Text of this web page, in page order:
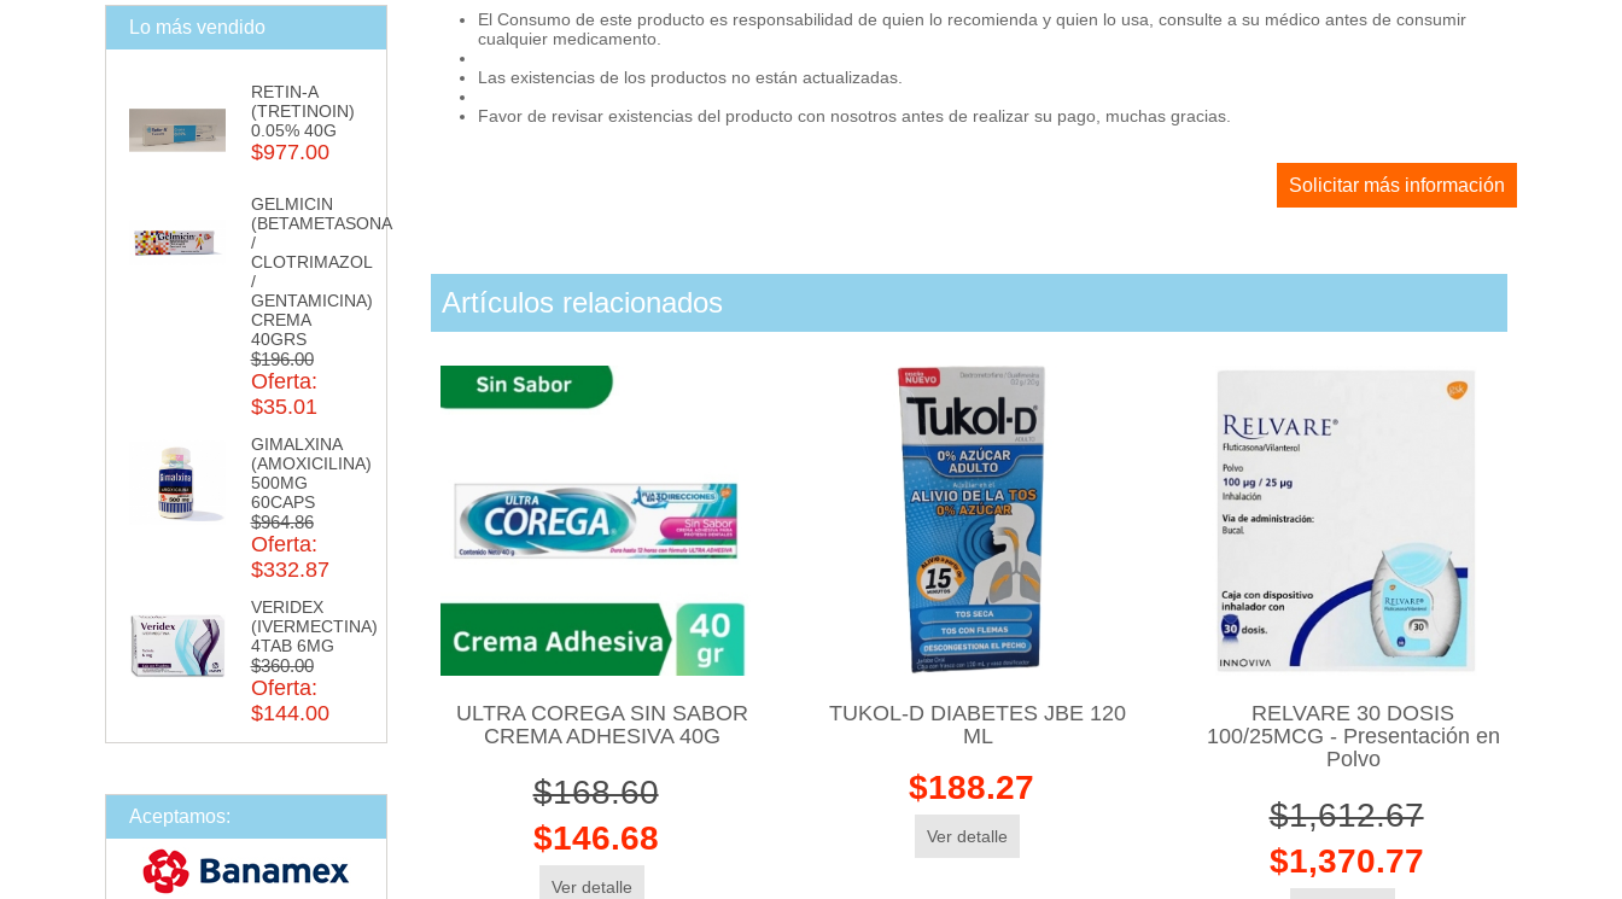
Lo más vendido
RETIN-A
(TRETINOIN)
0.05% 40G
$977.00
GELMICIN
(BETAMETASONA
/
CLOTRIMAZOL
/
GENTAMICINA)
CREMA
40GRS
$196.00
Oferta:
$35.01
GIMALXINA
(AMOXICILINA)
500MG
60CAPS
$964.86
Oferta:
$332.87
VERIDEX
(IVERMECTINA)
4TAB 6MG
$360.00
Oferta:
$144.00
Aceptamos:
El Consumo de este producto es responsabilidad de quien lo recomienda y quien lo usa, consulte a su médico antes de consumir
cualquier medicamento.
Las existencias de los productos no están actualizadas.
Favor de revisar existencias del producto con nosotros antes de realizar su pago, muchas gracias.
Solicitar más información
Artículos relacionados
ULTRA COREGA SIN SABOR
CREMA ADHESIVA 40G
$168.60
$146.68
Ver detalle
TUKOL-D DIABETES JBE 120
ML
$188.27
Ver detalle
RELVARE 30 DOSIS
100/25MCG - Presentación en
Polvo
$1,612.67
$1,370.77